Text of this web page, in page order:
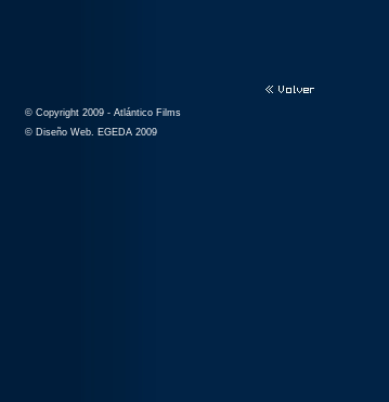
© Copyright 2009 - Atlántico Films
© Diseño Web. EGEDA 2009